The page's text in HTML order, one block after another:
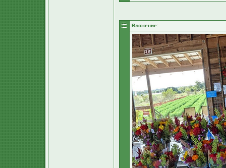
Вложение: